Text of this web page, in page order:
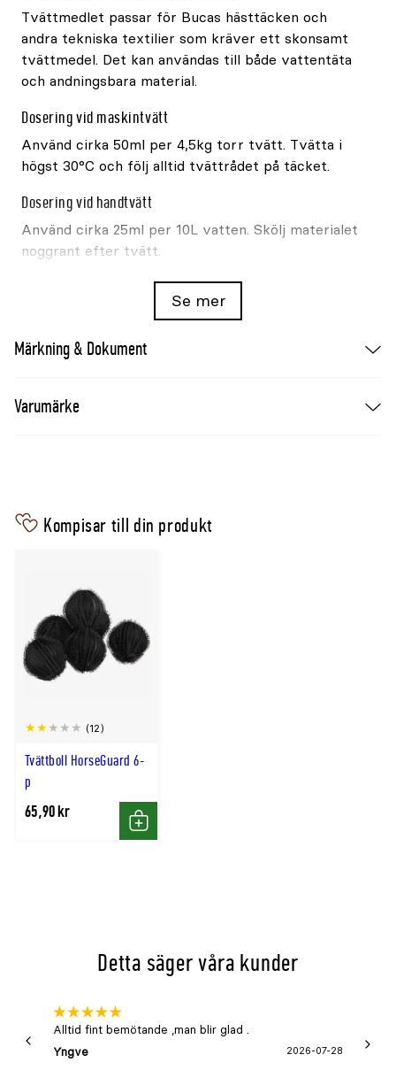
Tvättmedlet passar för Bucas hästtäcken och
andra tekniska textilier som kräver ett skonsamt
tvättmedel. Det kan användas till både vattentäta
och andningsbara material.
Dosering vid maskintvätt
Använd cirka 50ml per 4,5kg torr tvätt. Tvätta i
högst 30°C och följ alltid tvättrådet på täcket.
Dosering vid handtvätt
Använd cirka 25ml per 10L vatten. Skölj materialet
noggrant efter tvätt.
Använd inte sköljmedel. Torktumla eller
tvättråd uttryckligen tillåter det. Låt täcket
Handtvätt
Ca 25ml per 10L vatten
Se mer
Märkning & Dokument
Varumärke
Kompisar till din produkt
Tvättboll HorseGuard 6-
p
(12)
65,90 kr
Köp
Detta säger våra kunder
Alltid fint bemötande ,man blir glad .
Yngve
2026-07-28